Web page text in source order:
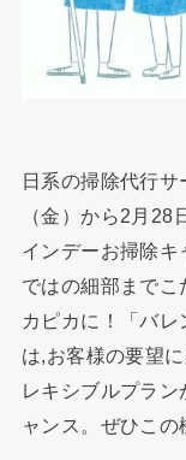
日系の掃除代行
（金）から2月28
インデーお掃除
ではの細部まで
カピカに！「バ
は,お客様の要望
レキシブルプラ
ャンス。ぜひこの